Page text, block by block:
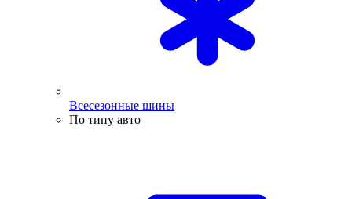
Всесезонные шины
По типу авто